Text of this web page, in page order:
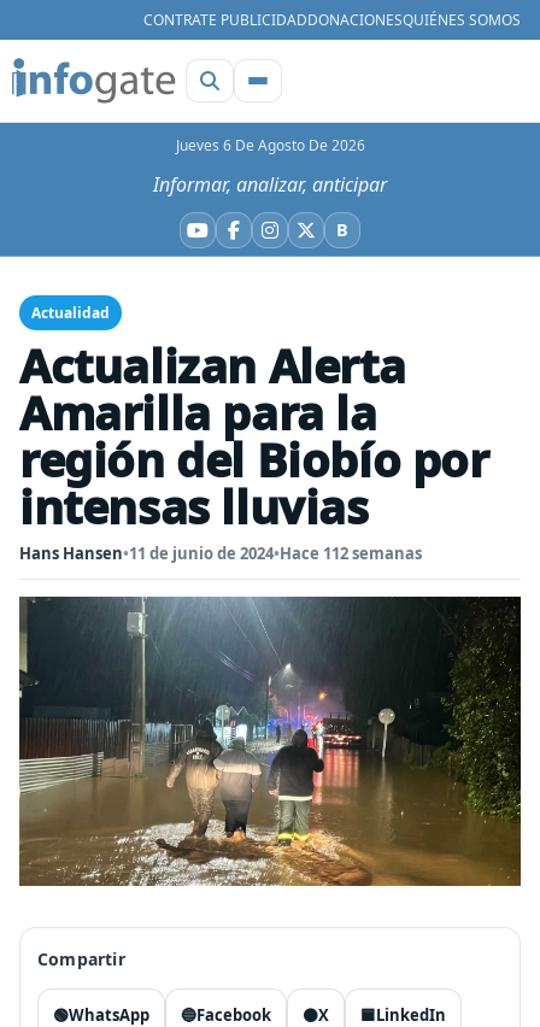
CONTRATE PUBLICIDADDONACIONESQUIÉNES SOMOS
Jueves 6 De Agosto De 2026
Informar, analizar, anticipar
YouTube
Facebook
Instagram
X BBluesky
Actualidad
Actualizan Alerta
Amarilla para la
región del Biobío por
intensas lluvias
Hans Hansen•11 de junio de 2024•Hace 112 semanas
Compartir
🟢WhatsApp 🔵Facebook ⚫X 🟦LinkedIn